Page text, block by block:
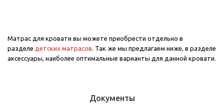
Матрас для кровати вы можете приобрести отдельно в
разделе детских матрасов. Так же мы предлагаем ниже, в разделе
аксессуары, наиболее оптимальные варианты для данной кровати.
Документы